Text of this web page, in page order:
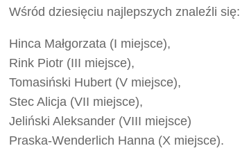
Wśród dziesięciu najlepszych znaleźli się:
Hinca Małgorzata (I miejsce),
Rink Piotr (III miejsce),
Tomasiński Hubert (V miejsce),
Stec Alicja (VII miejsce),
Jeliński Aleksander (VIII miejsce)
Praska-Wenderlich Hanna (X miejsce).